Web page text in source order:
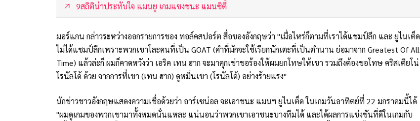
9สถิติน่าประทับใจ แมนยู เกมแซงชนะ แมนซิตี้
มอร์แกน กล่าวระหว่างออกรายการของ ทอล์คสปอร์ต สื่อของอังกฤษว่า "เมื่อไหร่ก็ตามที่เราได้แชมป์ลีก และ ยูไนเต็ด
ไม่ได้แชมป์ลีกเพราะพวกเขาโละคนที่เป็น GOAT (คำที่มักจะใช้เรียกนักเตะที่เป็นตำนาน ย่อมาจาก Greatest Of All
Time) แล้วล่ะก็ ผมก็คาดหวังว่า เอริค เทน ฮาก จะมาคุกเข่าขอร้องให้ผมยกโทษให้เขา รวมถึงต้องขอโทษ คริสเตียโน่
โรนัลโด้ ด้วย จากการที่เขา (เทน ฮาก) ดูหมิ่นเขา (โรนัลโด้) อย่างร้ายแรง"
นักข่าวชาวอังกฤษแสดงความเชื่อด้วยว่า อาร์เซน่อล จะเอาชนะ แมนฯ ยูไนเต็ด ในเกมวันอาทิตย์ที่ 22 มกราคมนี้ได้
"ผมดูเกมของพวกเขามาทั้งหมดนั่นแหละ แน่นอนว่าพวกเขาเอาชนะบางทีมได้ และได้ผลการแข่งขันที่ดีในเกมกับ